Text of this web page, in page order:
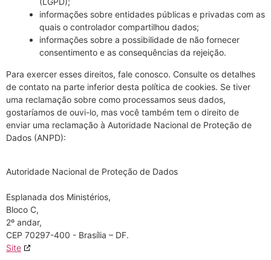
informações sobre entidades públicas e privadas com as
quais o controlador compartilhou dados;
informações sobre a possibilidade de não fornecer
consentimento e as consequências da rejeição.
Para exercer esses direitos, fale conosco. Consulte os detalhes
de contato na parte inferior desta política de cookies. Se tiver
uma reclamação sobre como processamos seus dados,
gostaríamos de ouvi-lo, mas você também tem o direito de
enviar uma reclamação à Autoridade Nacional de Proteção de
Dados (ANPD):
Autoridade Nacional de Proteção de Dados
Esplanada dos Ministérios,
Bloco C,
2º andar,
CEP 70297-400 - Brasília – DF.
Site